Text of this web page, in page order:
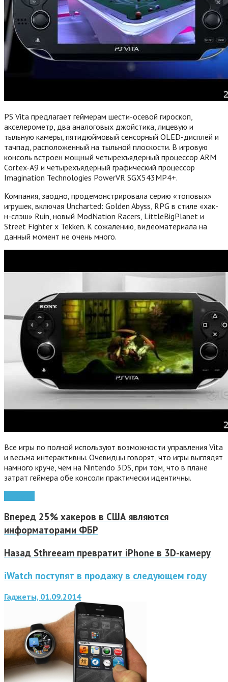
PS Vita предлагает геймерам шести-осевой гироскоп,
акселерометр, два аналоговых джойстика, лицевую и
тыльную камеры, пятидюймовый сенсорный OLED-дисплей и
тачпад, расположенный на тыльной плоскости. В игровую
консоль встроен мощный четырехъядерный процессор ARM
Cortex-A9 и четырехъядерный графический процессор
Imagination Technologies PowerVR SGX543MP4+.
Компания, заодно, продемонстрировала серию «топовых»
игрушек, включая Uncharted: Golden Abyss, RPG в стиле «хак-
н-слэш» Ruin, новый ModNation Racers, LittleBigPlanet и
Street Fighter x Tekken. К сожалению, видеоматериала на
данный момент не очень много.
Все игры по полной используют возможности управления Vita
и весьма интерактивны. Очевидцы говорят, что игры выглядят
намного круче, чем на Nintendo 3DS, при том, что в плане
затрат геймера обе консоли практически идентичны.
Вперед 25% хакеров в США являются
информаторами ФБР
Назад Sthreeam превратит iPhone в 3D-камеру
iWatch поступят в продажу в следующем году
Гаджеты, 01.09.2014